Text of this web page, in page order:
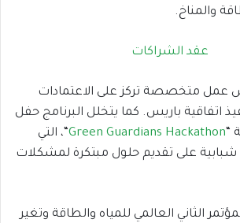
والمناخ.
عمل متخصصة تركز على الاعتمادات
اتفاقية باريس. كما يتخلل البرنامج حفل
“
Green Guardians Hackathon“، التي
على تقديم حلول مبتكرة لمشكلات
الثاني العالمي للمياه والطاقة وتغير